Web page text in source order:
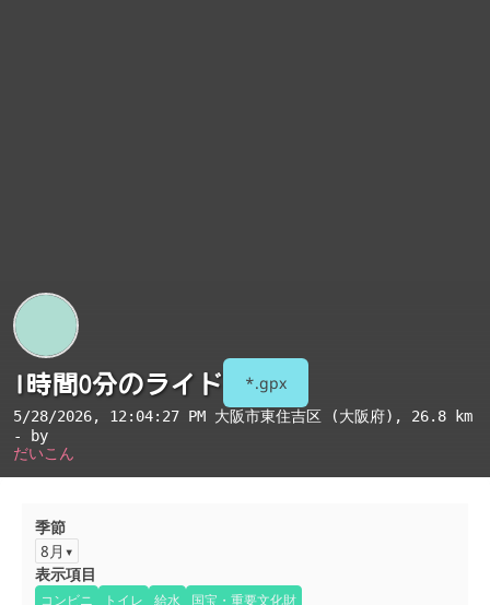
1時間0分のライド *.gpx
5/28/2026, 12:04:27 PM 大阪市東住吉区 (大阪府) , 26.8 km
- by
だいこん
季節
8月
表示項目
コンビニ トイレ 給水
国宝・重要文化財